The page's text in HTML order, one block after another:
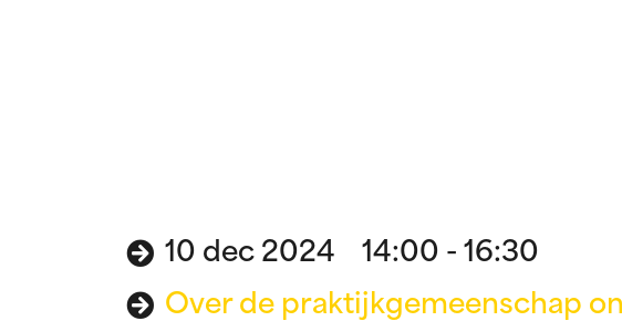
10 dec 2024 14:00 - 16:30
Over de praktijkgemeenschap